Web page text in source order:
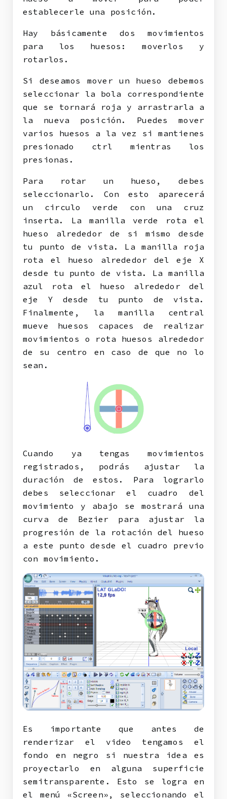
establecerle una posición.
Hay básicamente dos movimientos
para los huesos: moverlos y
rotarlos.
Si deseamos mover un hueso debemos
seleccionar la bola correspondiente
que se tornará roja y arrastrarla a
la nueva posición. Puedes mover
varios huesos a la vez si mantienes
presionado ctrl mientras los
presionas.
Para rotar un hueso, debes
seleccionarlo. Con esto aparecerá
un circulo verde con una cruz
inserta. La manilla verde rota el
hueso alrededor de si mismo desde
tu punto de vista. La manilla roja
rota el hueso alrededor del eje X
desde tu punto de vista. La manilla
azul rota el hueso alrededor del
eje Y desde tu punto de vista.
Finalmente, la manilla central
mueve huesos capaces de realizar
movimientos o rota huesos alrededor
de su centro en caso de que no lo
sean.
Cuando ya tengas movimientos
registrados, podrás ajustar la
duración de estos. Para lograrlo
debes seleccionar el cuadro del
movimiento y abajo se mostrará una
curva de Bezier para ajustar la
progresión de la rotación del hueso
a este punto desde el cuadro previo
con movimiento.
Es importante que antes de
renderizar el video tengamos el
fondo en negro si nuestra idea es
proyectarlo en alguna superficie
semitransparente. Esto se logra en
el menú «Screen», seleccionando el